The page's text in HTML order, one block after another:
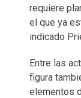
requiere
el que ya
indicado
Entre las
figura
elementos